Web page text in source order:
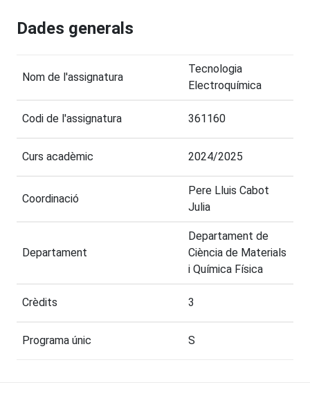
Dades generals
Nom de l'assignatura
Tecnologia
Electroquímica
Codi de l'assignatura 361160
Curs acadèmic 2024/2025
Coordinació
Pere Lluis Cabot
Julia
Departament
Departament de
Ciència de Materials
i Química Física
Crèdits 3
Programa únic S